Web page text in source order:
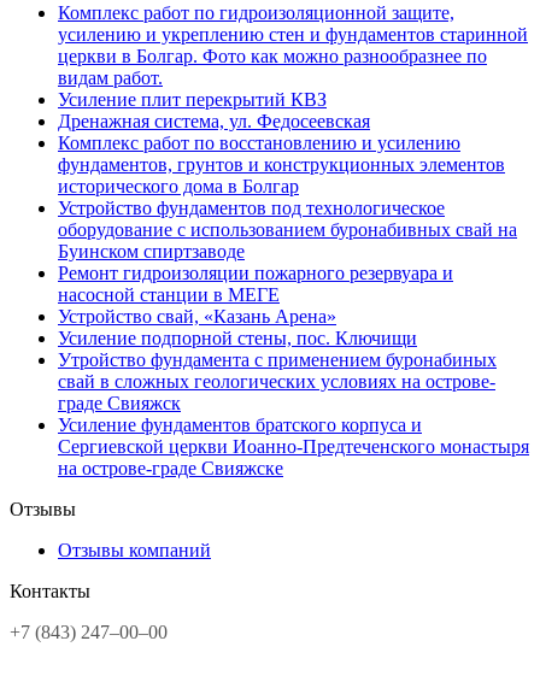
Комплекс работ по гидроизоляционной защите,
усилению и укреплению стен и фундаментов старинной
церкви в Болгар. Фото как можно разнообразнее по
видам работ.
Усиление плит перекрытий КВЗ
Дренажная система, ул. Федосеевская
Комплекс работ по восстановлению и усилению
фундаментов, грунтов и конструкционных элементов
исторического дома в Болгар
Устройство фундаментов под технологическое
оборудование с использованием буронабивных свай на
Буинском спиртзаводе
Ремонт гидроизоляции пожарного резервуара и
насосной станции в МЕГЕ
Устройство свай, «Казань Арена»
Усиление подпорной стены, пос. Ключищи
Утройство фундамента с применением буронабиных
свай в сложных геологических условиях на острове-
граде Свияжск
Усиление фундаментов братского корпуса и
Сергиевской церкви Иоанно-Предтеченского монастыря
на острове-граде Свияжске
Отзывы
Отзывы компаний
Контакты
+7 (843) 247–00–00